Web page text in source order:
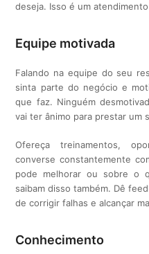
deseja. Isso é um
Equipe motivada
Falando na equipe do seu
sinta parte do negócio e
que faz. Ninguém
vai ter ânimo para prestar um
Ofereça treinamentos,
converse constantemente
pode melhorar ou sobre o
saibam disso também. Dê
de corrigir falhas e alcançar
Conhecimento